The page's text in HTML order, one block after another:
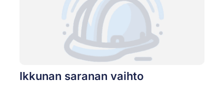
Ikkunan saranan vaihto